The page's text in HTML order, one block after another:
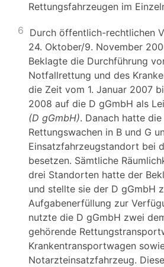
Rettungsfahrzeugen im
6 Durch öffentlich-rechtlichen
24. Oktober/9. November
Beklagte die Durchführung
Notfallrettung und des
die Zeit vom 1. Januar 2007
2008 auf die D gGmbH als
(D gGmbH). Danach hatte
Rettungswachen in B und G
Einsatzfahrzeugstandort bei
besetzen. Sämtliche
drei Standorten hatte der
und stellte sie der D gGmbH
Aufgabenerfüllung zur
nutzte die D gGmbH zwei
gehörende
Krankentransportwagen
Notarzteinsatzfahrzeug.